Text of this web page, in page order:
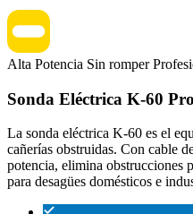
Alta Potencia Sin romper
Sonda Eléctrica K-60
La sonda eléctrica K-60 es el
cañerías obstruidas. Con cable
potencia, elimina obstrucciones
para desagües domésticos e